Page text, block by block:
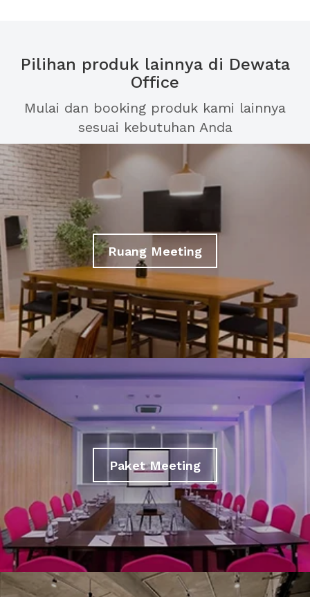
Pilihan produk lainnya di Dewata
Office
Mulai dan booking produk kami lainnya
sesuai kebutuhan Anda
Ruang Meeting
Paket Meeting